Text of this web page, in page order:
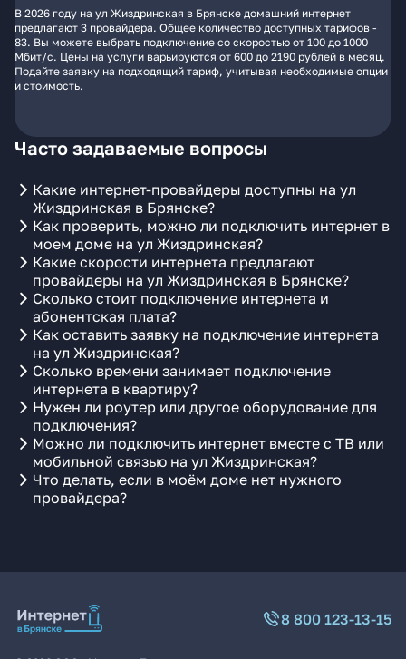
В 2026 году на ул Жиздринская в Брянске домашний интернет
предлагают 3 провайдера. Общее количество доступных тарифов -
83. Вы можете выбрать подключение со скоростью от 100 до 1000
Мбит/с. Цены на услуги варьируются от 600 до 2190 рублей в месяц.
Подайте заявку на подходящий тариф, учитывая необходимые опции
и стоимость.
Часто задаваемые вопросы
Какие интернет-провайдеры доступны на ул
Жиздринская в Брянске?
Как проверить, можно ли подключить интернет в
моем доме на ул Жиздринская?
Какие скорости интернета предлагают
провайдеры на ул Жиздринская в Брянске?
Сколько стоит подключение интернета и
абонентская плата?
Как оставить заявку на подключение интернета
на ул Жиздринская?
Сколько времени занимает подключение
интернета в квартиру?
Нужен ли роутер или другое оборудование для
подключения?
Можно ли подключить интернет вместе с ТВ или
мобильной связью на ул Жиздринская?
Что делать, если в моём доме нет нужного
провайдера?
8 800 123-13-15